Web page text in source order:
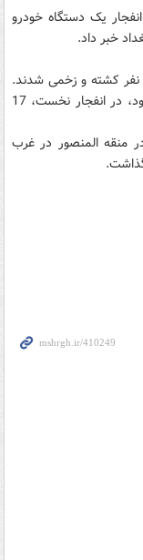
یک دستگاه خودرو
خبر داد.
به گفته این منبع، بر اثر این انفجار، دست کم 14 نفر کشته و زخمی شدند.
این دومین انفجار در منطقه البیاع به شمار می رود، در انفجار نخست، 17
منقه المنصور در غرب